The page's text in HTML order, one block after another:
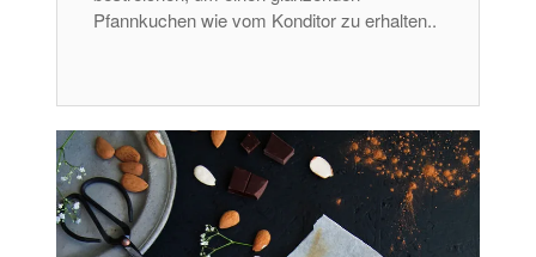
Pfannkuchen wie vom Konditor zu erhalten..